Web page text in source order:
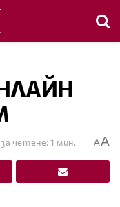
четене: 1 мин. AA